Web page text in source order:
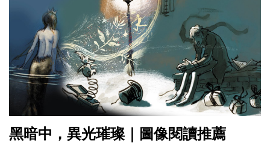
黑暗中，異光璀璨｜圖像閱讀推薦